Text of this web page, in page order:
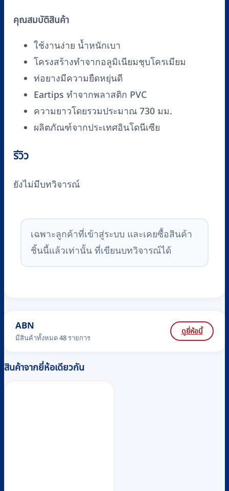
HEAD,
GREY
(LS-
101-
GY)
ชิ้น
คุณสมบัติสินค้า
ใช้งานง่าย น้ำหนักเบา
โครงสร้างทำจากอลูมิเนียมชุบโครเมียม
ท่อยางมีความยืดหยุ่นดี
Eartips ทำจากพลาสติก PVC
ความยาวโดยรวมประมาณ 730 มม.
ผลิตภัณฑ์จากประเทศอินโดนีเซีย
รีวิว
ยังไม่มีบทวิจารณ์
เฉพาะลูกค้าที่เข้าสู่ระบบ และเคยซื้อสินค้า
ชิ้นนี้แล้วเท่านั้น ที่เขียนบทวิจารณ์ได้
ABN
มีสินค้าทั้งหมด 48 รายการ
ดูยี่ห้อนี้
สินค้าจากยี่ห้อเดียวกัน